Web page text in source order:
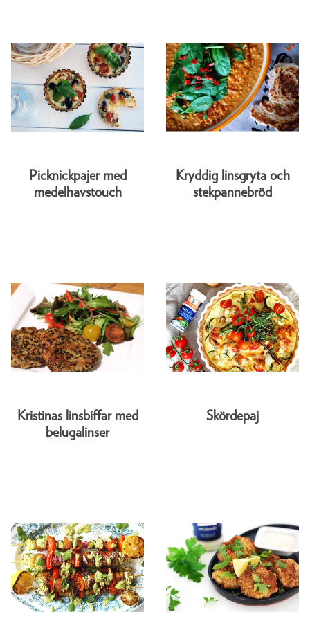
Picknickpajer med
medelhavstouch
Kryddig linsgryta och
stekpannebröd
Kristinas linsbiffar med
belugalinser
Skördepaj